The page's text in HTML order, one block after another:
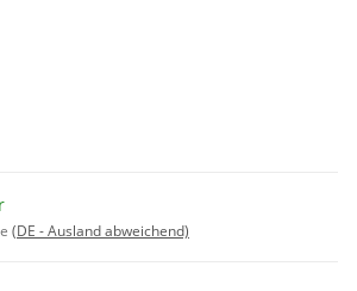
(DE - Ausland abweichend)